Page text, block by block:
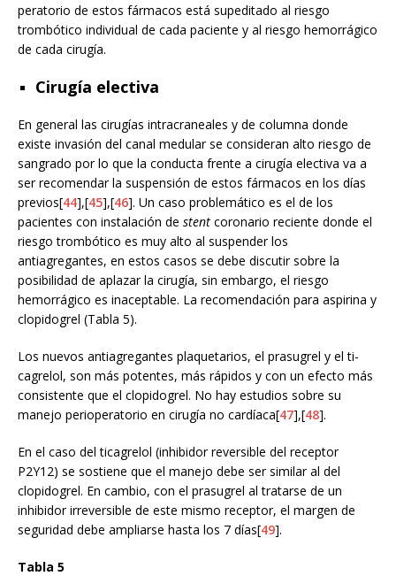
peratorio de estos fármacos está supeditado al riesgo
trombótico individual de cada paciente y al riesgo hemorrágico
de cada cirugía.
Cirugía electiva
En general las cirugías intracraneales y de columna donde
existe invasión del canal medular se consideran alto riesgo de
sangrado por lo que la conducta frente a cirugía electiva va a
ser recomendar la suspensión de estos fármacos en los días
previos[44],[45],[46]. Un caso problemático es el de los
pacientes con instalación de stent coronario reciente donde el
riesgo trombótico es muy alto al suspender los
antiagregantes, en estos casos se debe discutir sobre la
posibilidad de aplazar la cirugía, sin embargo, el riesgo
hemorrágico es inaceptable. La recomendación para aspirina y
clopidogrel (Tabla 5).
Los nuevos antiagregantes plaquetarios, el prasugrel y el ti-
cagrelol, son más potentes, más rápidos y con un efecto más
consistente que el clopidogrel. No hay estudios sobre su
manejo perioperatorio en cirugía no cardíaca[47],[48].
En el caso del ticagrelol (inhibidor reversible del receptor
P2Y12) se sostiene que el manejo debe ser similar al del
clopidogrel. En cambio, con el prasugrel al tratarse de un
inhibidor irreversible de este mismo receptor, el margen de
seguridad debe ampliarse hasta los 7 días[49].
Tabla 5